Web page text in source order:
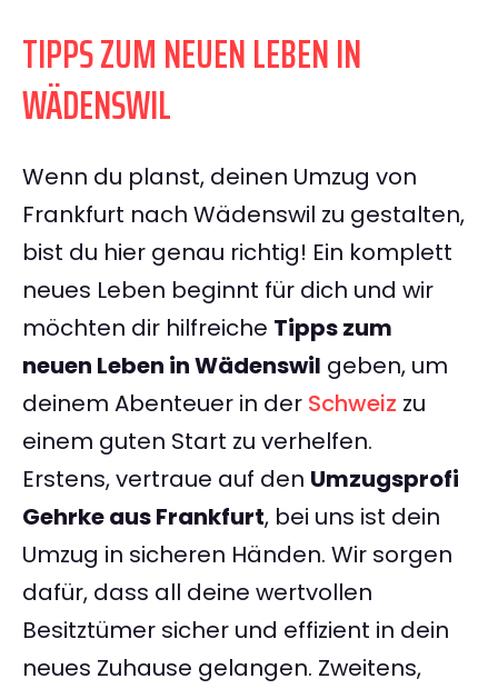
TIPPS ZUM NEUEN LEBEN IN
WÄDENSWIL
Wenn du planst, deinen Umzug von
Frankfurt nach Wädenswil zu gestalten,
bist du hier genau richtig! Ein komplett
neues Leben beginnt für dich und wir
möchten dir hilfreiche Tipps zum
neuen Leben in Wädenswil geben, um
deinem Abenteuer in der Schweiz zu
einem guten Start zu verhelfen.
Erstens, vertraue auf den Umzugsprofi
Gehrke aus Frankfurt, bei uns ist dein
Umzug in sicheren Händen. Wir sorgen
dafür, dass all deine wertvollen
Besitztümer sicher und effizient in dein
neues Zuhause gelangen. Zweitens,